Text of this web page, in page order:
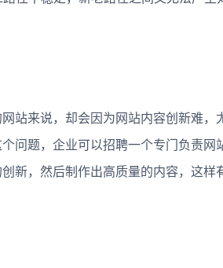
来说，却会因为网站内容创新难，
问题，企业可以招聘一个专门负责网
新，然后制作出高质量的内容，这样